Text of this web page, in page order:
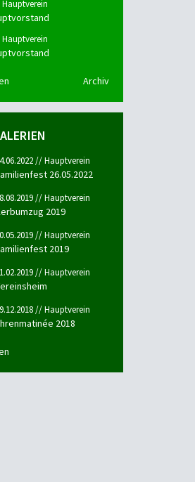
Hauptverein
Hauptverein
Archiv
// Hauptverein
26.05.2022
// Hauptverein
2019
// Hauptverein
2019
// Hauptverein
// Hauptverein
2018